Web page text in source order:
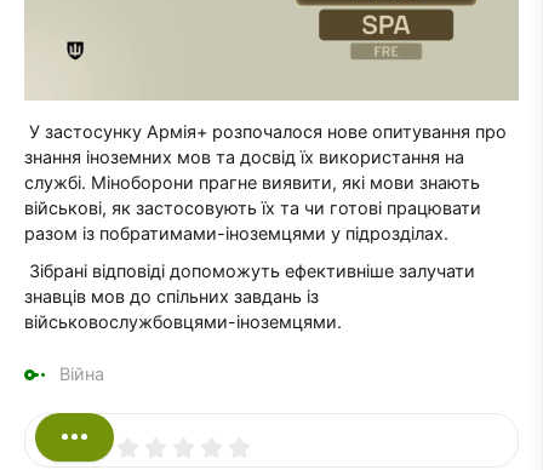
У застосунку Армія+ розпочалося нове опитування про
знання іноземних мов та досвід їх використання на
службі. Міноборони прагне виявити, які мови знають
військові, як застосовують їх та чи готові працювати
разом із побратимами-іноземцями у підрозділах.
Зібрані відповіді допоможуть ефективніше залучати
знавців мов до спільних завдань із
військовослужбовцями-іноземцями.
Війна